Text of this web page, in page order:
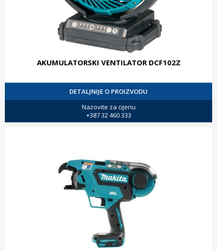
AKUMULATORSKI VENTILATOR DCF102Z
DETALJNIJE O PROIZVODU
Nazovite za cijenu
+387 32 460 333